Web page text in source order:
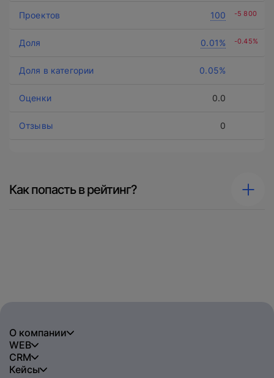
100 -5 800
0.01% -0.45%
0.05%
0.0
0
Как попасть в рейтинг?
О компании
WEB
CRM
Кейсы